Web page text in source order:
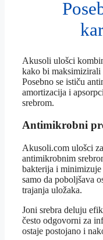
Akusoli ulošci
kako bi
Posebno se ističu
amortizacija i
srebrom.
Antimikrobni
Akusoli.com ulošci
antimikrobnim
bakterija i
samo da poboljšava
trajanja uložaka.
Joni srebra deluju
često odgovorni za
ostaje postojano i